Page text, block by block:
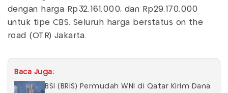
dengan harga Rp32.161.000, dan Rp29.170.000
untuk tipe CBS. Seluruh harga berstatus on the
road (OTR) Jakarta.
Baca Juga:
BSI (BRIS) Permudah WNI di Qatar Kirim Dana